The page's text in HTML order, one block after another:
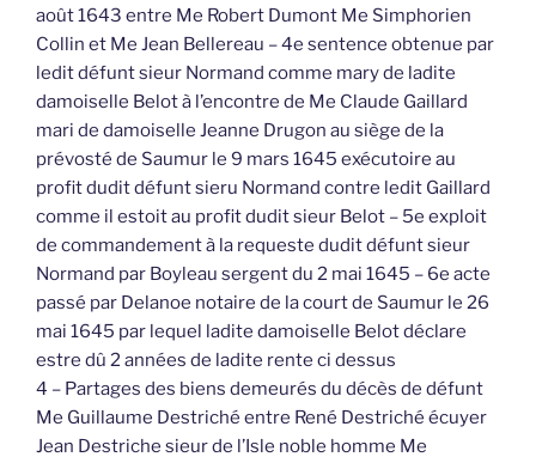
août 1643 entre Me Robert Dumont Me Simphorien
Collin et Me Jean Bellereau – 4e sentence obtenue par
ledit défunt sieur Normand comme mary de ladite
damoiselle Belot à l’encontre de Me Claude Gaillard
mari de damoiselle Jeanne Drugon au siège de la
prévosté de Saumur le 9 mars 1645 exécutoire au
profit dudit défunt sieru Normand contre ledit Gaillard
comme il estoit au profit dudit sieur Belot – 5e exploit
de commandement à la requeste dudit défunt sieur
Normand par Boyleau sergent du 2 mai 1645 – 6e acte
passé par Delanoe notaire de la court de Saumur le 26
mai 1645 par lequel ladite damoiselle Belot déclare
estre dû 2 années de ladite rente ci dessus
4 – Partages des biens demeurés du décès de défunt
Me Guillaume Destriché entre René Destriché écuyer
Jean Destriche sieur de l’Isle noble homme Me